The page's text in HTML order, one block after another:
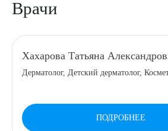
ЗАКАЗАТЬ
Врачи
Хахарова Татьяна
Дерматолог, Детский дерматолог,
ПОДРОБНЕЕ